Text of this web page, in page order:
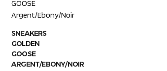
SNEAKERS
GOLDEN
GOOSE
ARGENT/EBONY/NOIR